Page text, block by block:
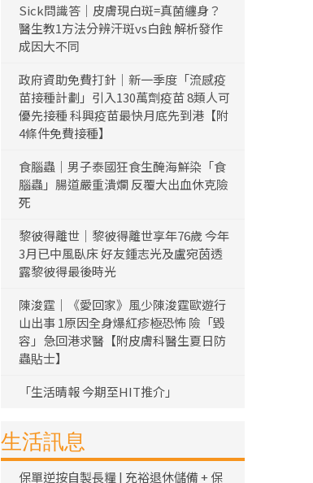
Sick問識答｜皮膚現白斑=真菌纏身？
醫生教1方法分辨汗斑vs白蝕 解析發作
成因大不同
政府資助免費打針｜新一季度「流感疫
苗接種計劃」引入130萬劑疫苗 8類人可
優先接種 科興疫苗最快月底先到港【附
4條件免費接種】
食腦蟲｜男子泰國狂食生醃海鮮染「食
腦蟲」腸道嚴重潰爛 反覆大出血休克險
死
黎彼得離世｜黎彼得離世享年76歲 今年
3月已中風臥床 好友鍾志光及盧宛茵透
露黎彼得最後時光
陳浚霆｜《愛回家》風少陳浚霆歐遊行
山出事 1原因全身爆紅疹極恐怖 險「毀
容」急回港求醫【附皮膚科醫生夏日防
蟲貼士】
「生活晴報 今期至HIT推介」
生活訊息
保單逆按自製長糧 | 充裕退休儲備 + 保